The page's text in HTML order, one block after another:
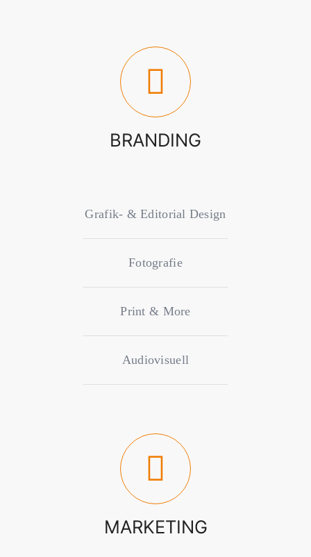
BRANDING
Grafik- & Editorial Design
Fotografie
Print & More
Audiovisuell
MARKETING